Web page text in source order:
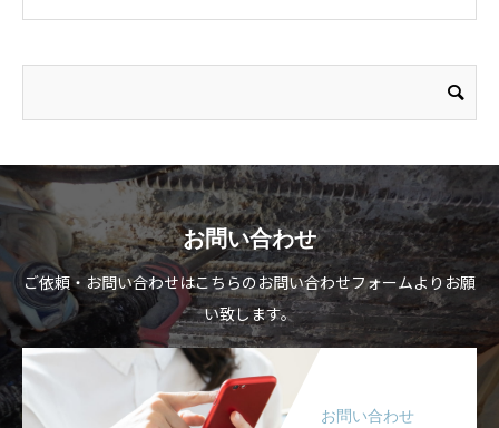
お問い合わせ
ご依頼・お問い合わせはこちらのお問い合わせフォームよりお願
い致します。
お問い合わせ